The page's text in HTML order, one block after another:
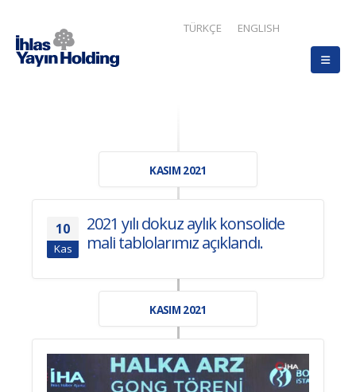
TÜRKÇE ENGLISH
KASIM 2021
10
Kas
2021 yılı dokuz aylık konsolide
mali tablolarımız açıklandı.
KASIM 2021